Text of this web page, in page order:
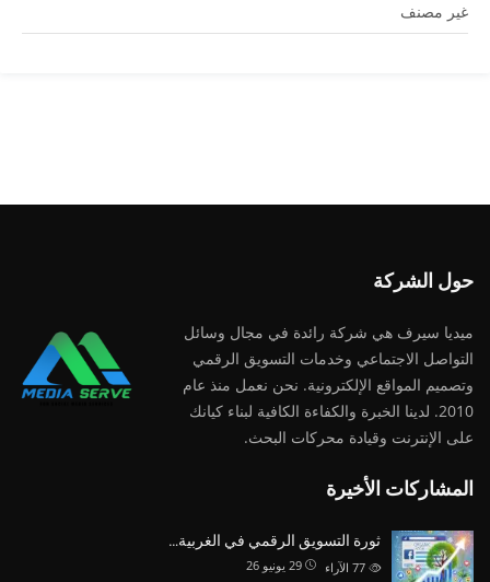
غير مصنف
حول الشركة
ميديا ​​سيرف هي شركة رائدة في مجال وسائل
التواصل الاجتماعي وخدمات التسويق الرقمي
وتصميم المواقع الإلكترونية. نحن نعمل منذ عام
2010. لدينا الخبرة والكفاءة الكافية لبناء كيانك
على الإنترنت وقيادة محركات البحث.
المشاركات الأخيرة
ثورة التسويق الرقمي في الغربية…
29 يونيو 26 الآراء